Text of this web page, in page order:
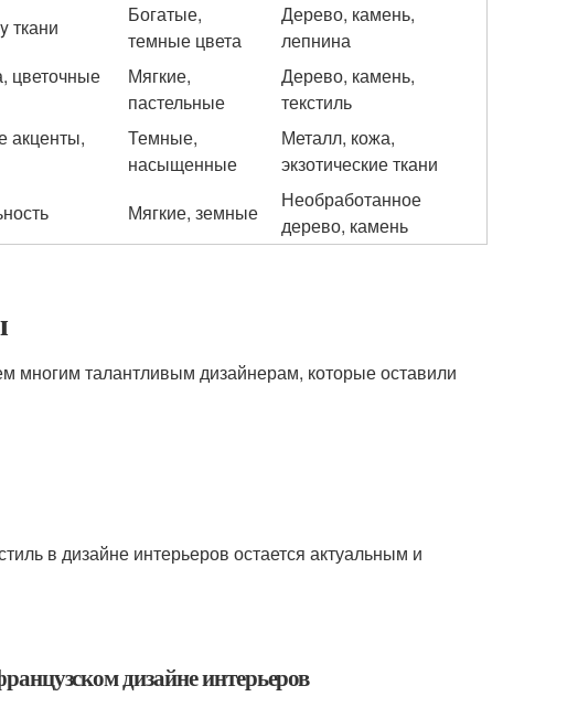
ткани
Богатые,
темные цвета
Дерево, камень,
лепнина
цветочные
Мягкие,
пастельные
Дерево, камень,
текстиль
акценты,
Темные,
насыщенные
Металл, кожа,
экзотические ткани
Мягкие, земные
Необработанное
дерево, камень
многим талантливым дизайнерам, которые оставили
в дизайне интерьеров остается актуальным и
дизайне интерьеров